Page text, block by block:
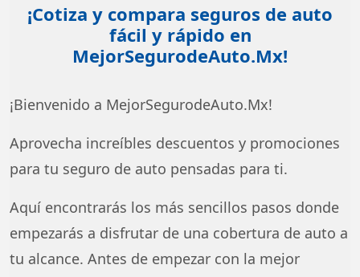
¡Cotiza y compara seguros de auto
fácil y rápido en
MejorSegurodeAuto.Mx!
¡Bienvenido a MejorSegurodeAuto.Mx!
Aprovecha increíbles descuentos y promociones
para tu seguro de auto pensadas para ti.
Aquí encontrarás los más sencillos pasos donde
empezarás a disfrutar de una cobertura de auto a
tu alcance. Antes de empezar con la mejor